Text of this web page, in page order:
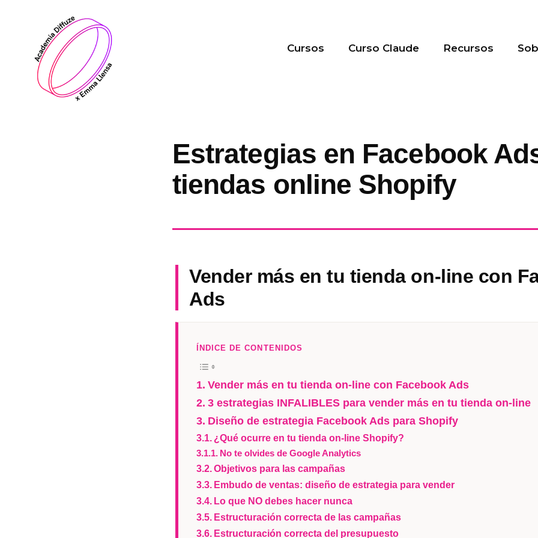
contenido
Cursos Curso Claude Recursos
Estrategias en Facebook
tiendas online Shopify
Vender más en tu tienda on-line con
Ads
ÍNDICE DE CONTENIDOS
Vender más en tu tienda on-line con Facebook Ads
3 estrategias INFALIBLES para vender más en tu tienda on-line
Diseño de estrategia Facebook Ads para Shopify
¿Qué ocurre en tu tienda on-line Shopify?
No te olvides de Google Analytics
Objetivos para las campañas
Embudo de ventas: diseño de estrategia para vender
Lo que NO debes hacer nunca
Estructuración correcta de las campañas
Estructuración correcta del presupuesto